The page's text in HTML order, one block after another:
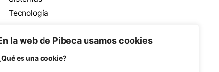
la web de Pibeca usamos cookies
es una cookie?
Tecnología
Tendencias
Ventas